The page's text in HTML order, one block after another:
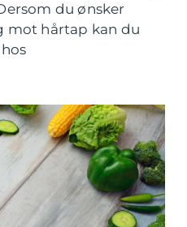
du ønsker
mot hårtap kan du